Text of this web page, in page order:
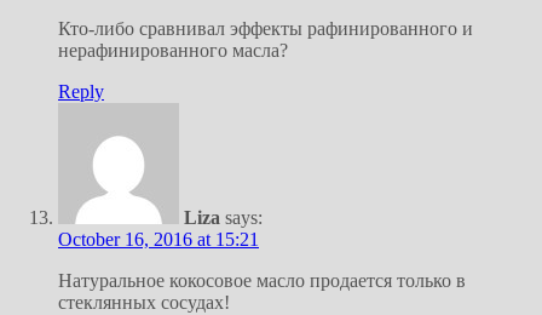
Кто-либо сравнивал эффекты рафинированного и
нерафинированного масла?
Reply
Liza says:
October 16, 2016 at 15:21
Натуральное кокосовое масло продается только в
стеклянных сосудах!